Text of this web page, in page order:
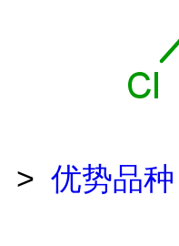
> 优势品种